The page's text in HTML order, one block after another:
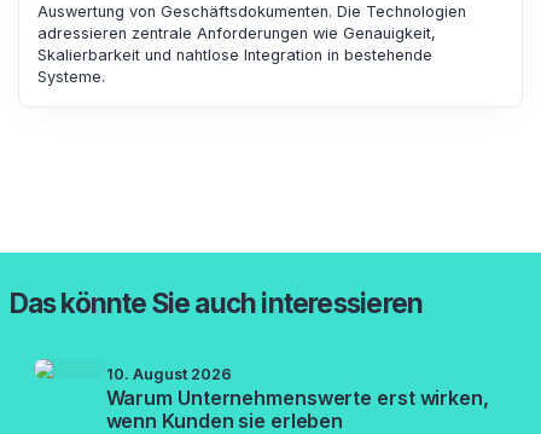
Auswertung von Geschäftsdokumenten. Die Technologien
adressieren zentrale Anforderungen wie Genauigkeit,
Skalierbarkeit und nahtlose Integration in bestehende
Systeme.
Das könnte Sie auch interessieren
10. August 2026
Warum Unternehmenswerte erst wirken,
wenn Kunden sie erleben